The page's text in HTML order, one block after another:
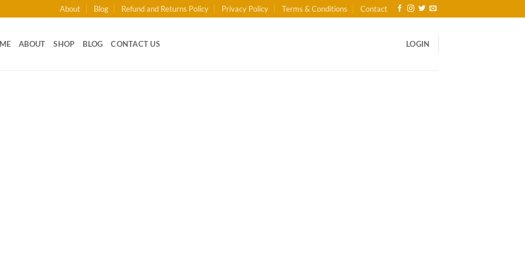
About Blog Refund and Returns Policy Privacy Policy Terms & Conditions Contact
ABOUT SHOP BLOG CONTACT US LOGIN